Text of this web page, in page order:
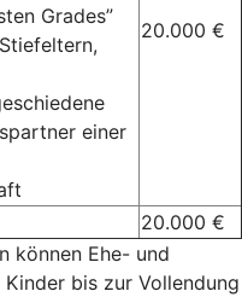
Grades”
einer
20.000 €
20.000 €
können Ehe- und
bis zur Vollendung